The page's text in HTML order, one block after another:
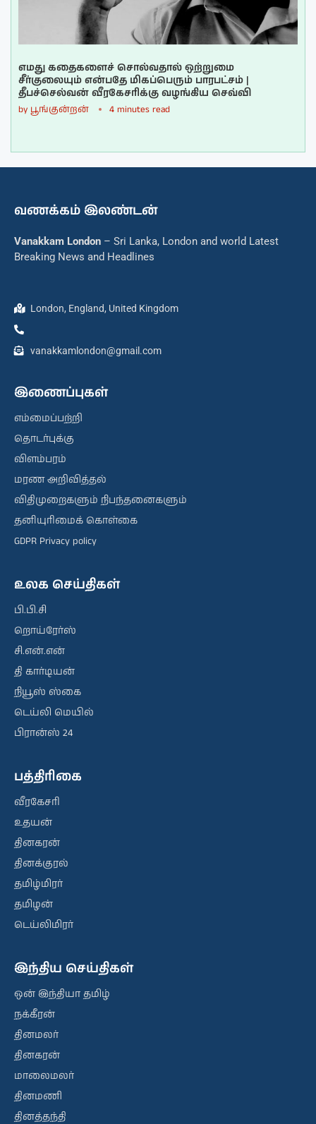
எமது கதைகளைச் சொல்வதால் ஒற்றுமை
சீர்குலையும் என்பதே மிகப்பெரும் பாரபட்சம் |
தீபச்செல்வன் வீரகேசரிக்கு வழங்கிய செவ்வி
by பூங்குன்றன் 4 minutes read
வணக்கம் இலண்டன்
Vanakkam London – Sri Lanka, London and world Latest
Breaking News and Headlines
London, England, United Kingdom
vanakkamlondon@gmail.com
இணைப்புகள்
எம்மைப்பற்றி
தொடர்புக்கு
விளம்பரம்
மரண அறிவித்தல்
விதிமுறைகளும் நிபந்தனைகளும்
தனியுரிமைக் கொள்கை
GDPR Privacy policy
உலக செய்திகள்
பி.பி.சி
றொய்ரேர்ஸ்
சி.என்.என்
தி கார்டியன்
நியூஸ் ஸ்கை
டெய்லி மெயில்
பிரான்ஸ் 24
பத்திரிகை
வீரகேசரி
உதயன்
தினகரன்
தினக்குரல்
தமிழ்மிரர்
தமிழன்
டெய்லிமிரர்
இந்திய செய்திகள்
ஒன் இந்தியா தமிழ்
நக்கீரன்
தினமலர்
தினகரன்
மாலைமலர்
தினமணி
தினத்தந்தி